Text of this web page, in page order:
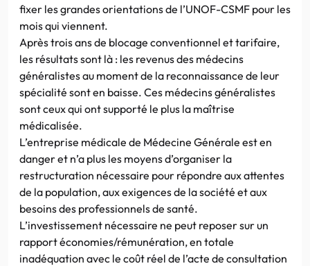
fixer les grandes orientations de l’UNOF-CSMF pour les
mois qui viennent.
Après trois ans de blocage conventionnel et tarifaire,
les résultats sont là : les revenus des médecins
généralistes au moment de la reconnaissance de leur
spécialité sont en baisse. Ces médecins généralistes
sont ceux qui ont supporté le plus la maîtrise
médicalisée.
L’entreprise médicale de Médecine Générale est en
danger et n’a plus les moyens d’organiser la
restructuration nécessaire pour répondre aux attentes
de la population, aux exigences de la société et aux
besoins des professionnels de santé.
L’investissement nécessaire ne peut reposer sur un
rapport économies/rémunération, en totale
inadéquation avec le coût réel de l’acte de consultation